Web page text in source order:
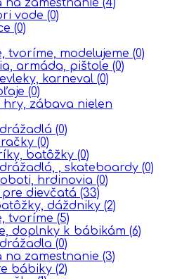
vode (0)
(0)
tvoríme, modelujeme (0)
armáda, pištole (0)
karneval (0)
(0)
zábava nielen
(0)
(0)
batôžky (0)
, skateboardy (0)
hrdinovia (0)
dievčatá (33)
dáždniky (2)
tvoríme (5)
doplnky k bábikám (6)
(0)
na zamestnanie (3)
bábiky (2)